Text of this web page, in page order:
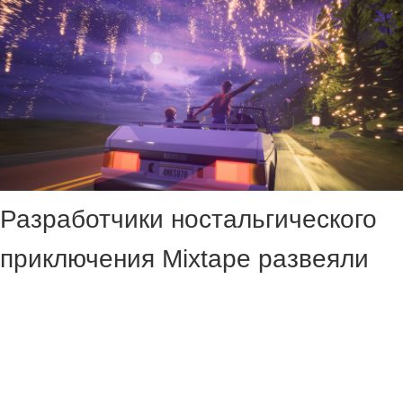
Разработчики ностальгического
приключения Mixtape развеяли